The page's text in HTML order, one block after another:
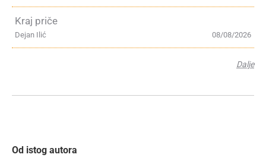
Kraj priče
08/08/2026
Dejan Ilić
Dalje
Od istog autora